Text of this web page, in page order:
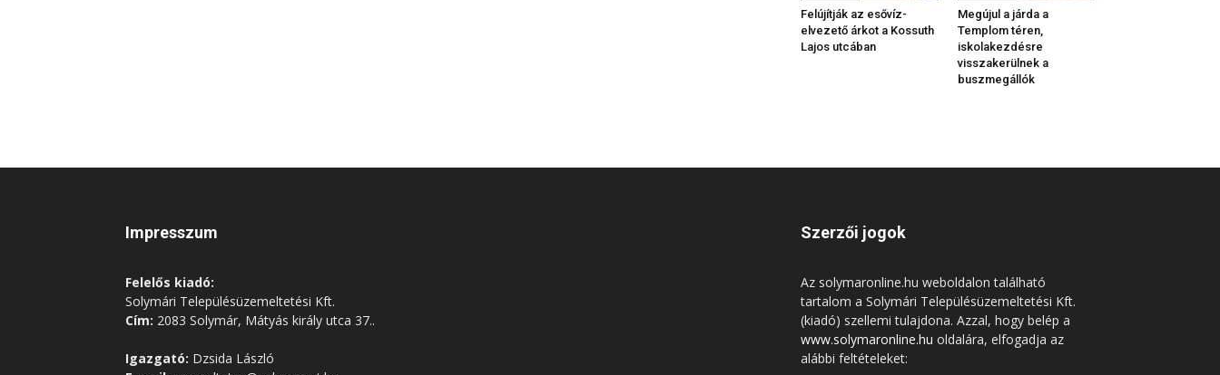
Felújítják az esővíz-
elvezető árkot a Kossuth
Lajos utcában
Megújul a járda a
Templom téren,
iskolakezdésre
visszakerülnek a
buszmegállók
Impresszum
Felelős kiadó:
Solymári Településüzemeltetési Kft.
Cím: 2083 Solymár, Mátyás király utca 37..
Igazgató: Dzsida László
Szerzői jogok
Az solymaronline.hu weboldalon található
tartalom a Solymári Településüzemeltetési Kft.
(kiadó) szellemi tulajdona. Azzal, hogy belép a
www.solymaronline.hu oldalára, elfogadja az
alábbi feltételeket: